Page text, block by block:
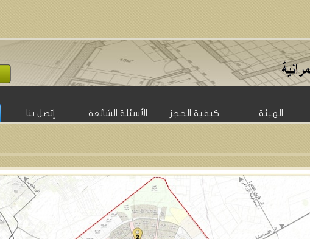
الهيئة كيفية الحجز الأسئلة الشائعة إتصل بنا